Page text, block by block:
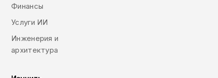
Финансы
Услуги ИИ
Инженерия и
архитектура